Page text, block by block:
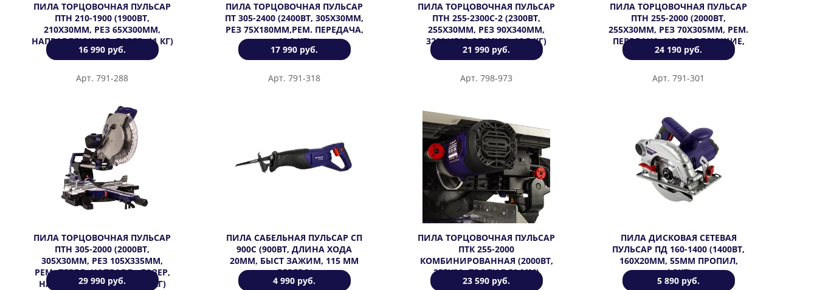
ПИЛА ТОРЦОВОЧНАЯ ПУЛЬСАР
ПТН 210-1900 (1900ВТ,
210Х30ММ, РЕЗ 65Х300ММ,
НАПРАВЛЯЮЩИЕ, ЛАЗЕР, 11 КГ)
16 990 руб.
Арт. 791-288
ПИЛА ТОРЦОВОЧНАЯ ПУЛЬСАР
ПТ 305-2400 (2400ВТ, 305Х30ММ,
РЕЗ 75Х180ММ,РЕМ. ПЕРЕДАЧА,
13,9 КГ)
17 990 руб.
Арт. 791-318
ПИЛА ТОРЦОВОЧНАЯ ПУЛЬСАР
ПТH 255-2300С-2 (2300ВТ,
255Х30ММ, РЕЗ 90Х340ММ,
3200/4500 ОБ/МИН, 16,5 КГ)
21 990 руб.
Арт. 798-973
ПИЛА ТОРЦОВОЧНАЯ ПУЛЬСАР
ПТН 255-2000 (2000ВТ,
255Х30ММ, РЕЗ 70Х305ММ, РЕМ.
ПЕРЕДАЧА, НАПРАВЛЯЮЩИЕ,
ЛАЗЕР, 20 КГ)
24 190 руб.
Арт. 791-301
ПИЛА ТОРЦОВОЧНАЯ ПУЛЬСАР
ПТН 305-2000 (2000ВТ,
305Х30ММ, РЕЗ 105Х335ММ,
РЕМ. ПЕРЕД, НАПРАВЛ., ЛАЗЕР,
НАКЛОН ПРАВО/ЛЕВО, 20 КГ)
29 990 руб.
ПИЛА САБЕЛЬНАЯ ПУЛЬСАР СП
900С (900ВТ, ДЛИНА ХОДА
20ММ, БЫСТ ЗАЖИМ, 115 ММ
ДЕРЕВО)
4 990 руб.
ПИЛА ТОРЦОВОЧНАЯ ПУЛЬСАР
ПТК 255-2000
КОМБИНИРОВАННАЯ (2000ВТ,
255Х30, ПРОПИЛ 50 ММ)
23 590 руб.
ПИЛА ДИСКОВАЯ СЕТЕВАЯ
ПУЛЬСАР ПД 160-1400 (1400ВТ,
160Х20ММ, 55ММ ПРОПИЛ,
4,3КГ)
5 890 руб.